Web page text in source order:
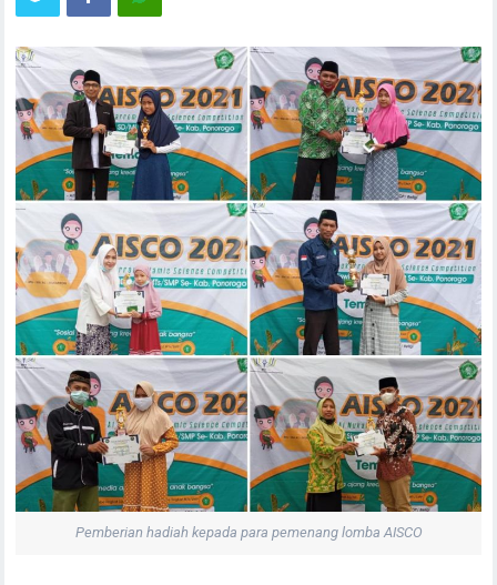
Pemberian hadiah kepada para pemenang lomba AISCO